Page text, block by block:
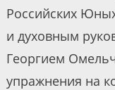
Российских
и духовным
Георгием
упражнения на